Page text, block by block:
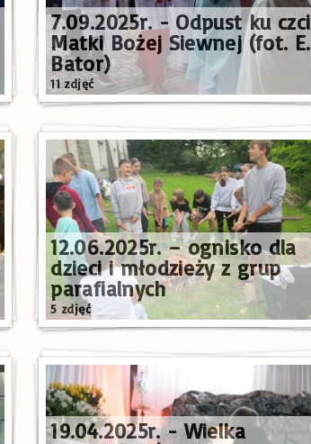
7.09.2025r. - Odpust ku czci
Matki Bożej Siewnej (fot. E.
Bator)
11 zdjęć
12.06.2025r. – ognisko dla
dzieci i młodzieży z grup
parafialnych
5 zdjęć
19.04.2025r. - Wielka